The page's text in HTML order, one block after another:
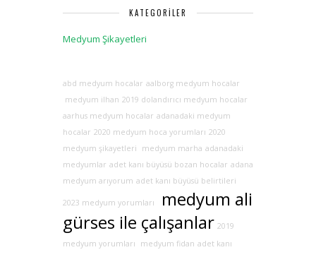
KATEGORILER
Medyum Şikayetleri
abd medyum hocalar aalborg medyum hocalar
medyum ilhan 2019 dolandırıcı medyum hocalar
aarhus medyum hocalar adanadaki medyum
hocalar 2020 medyum hoca yorumları 2020
medyum şikayetleri
medyum marha adanadaki
medyumlar adet kanı büyüsü bozan hocalar adana
medyum arıyorum adet kanı büyüsü belirtileri
2023 medyum yorumları
medyum ali
gürses ile çalışanlar 2019
medyum yorumları
medyum fidan adet kanı